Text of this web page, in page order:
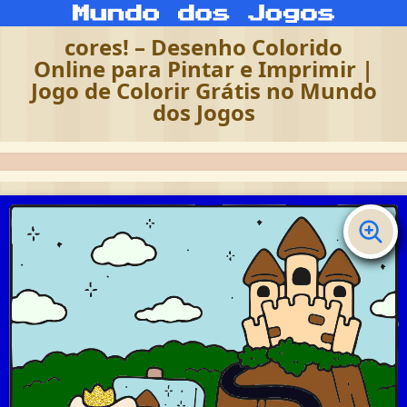
cores! – Desenho Colorido
Online para Pintar e Imprimir |
Jogo de Colorir Grátis no Mundo
dos Jogos